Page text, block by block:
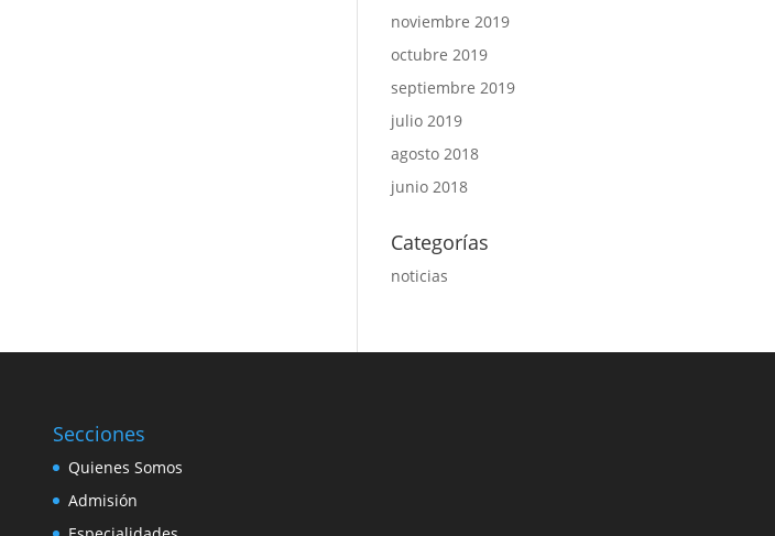
noviembre 2019
octubre 2019
septiembre 2019
julio 2019
agosto 2018
junio 2018
Categorías
noticias
Secciones
Quienes Somos
Admisión